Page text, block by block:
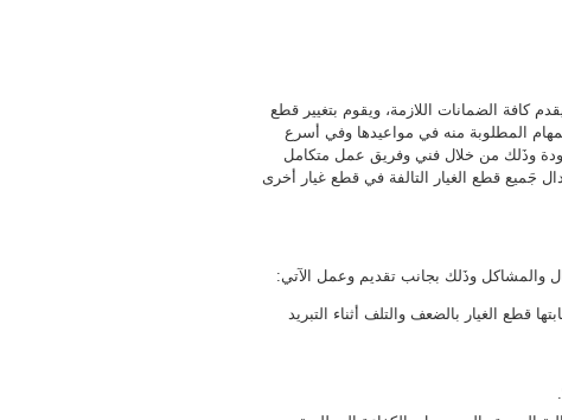
كافة الضمانات اللازمة، ويقوم بتغيير قطع
المطلوبة منه في مواعيدها وفي أسرع
وذَلك من خلال فني وفريق عمل متكامل
جَميع قطع الغيار التالفة في قطع غيار أخرى
والمشاكل وذَلك بجانب تقديم وعمل الآتي:
قطع الغيار بالضعف والتلف أثناء التبريد